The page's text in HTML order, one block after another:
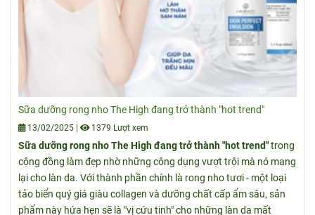
Sữa dưỡng rong nho The High đang trở thành "hot trend"
13/02/2025 1379 Lượt xem
Sữa dưỡng rong nho The High đang trở thành "hot trend"trong
cộng đồng làm đẹp nhờ những công dụng vượt trội mà nó mang
lại cho làn da. Với thành phần chính là rong nho tươi - một loại
tảo biển quý giá giàu collagen và dưỡng chất cấp ẩm sâu, sản
phẩm này hứa hẹn sẽ là "vị cứu tinh" cho những làn da mất